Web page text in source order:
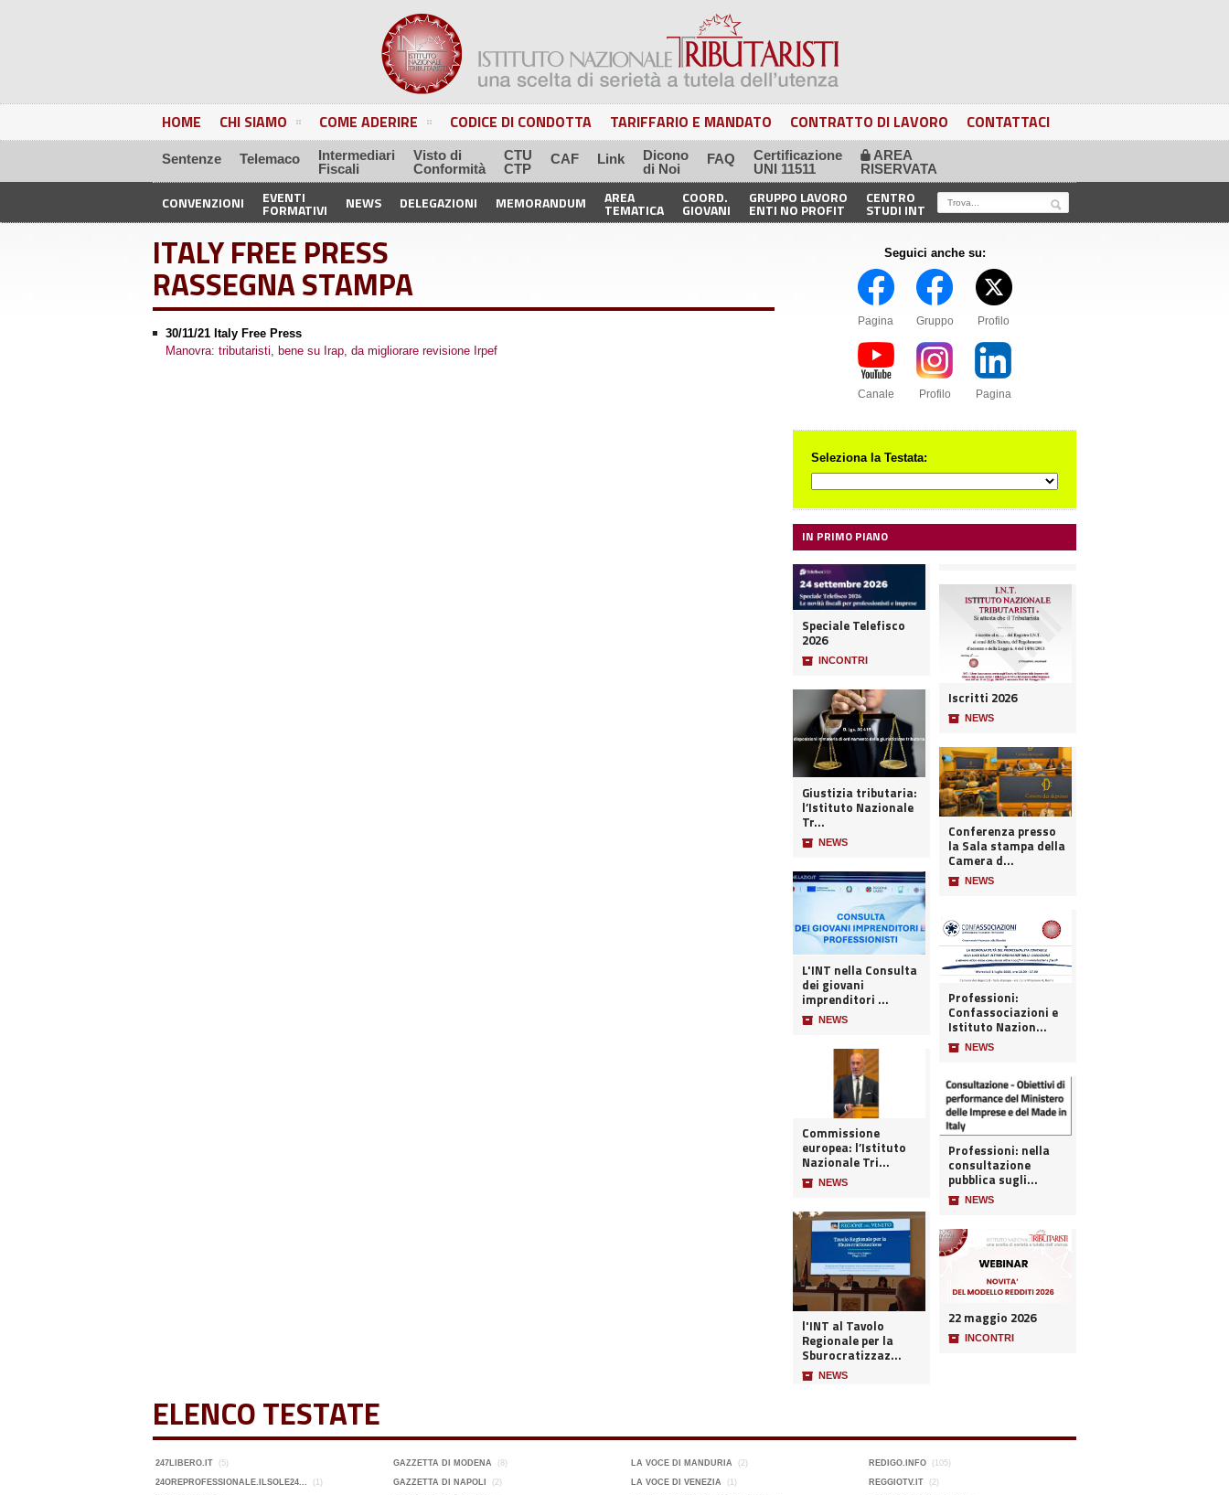
HOME CHI SIAMO COME ADERIRE CODICE DI CONDOTTA TARIFFARIO E MANDATO CONTRATTO DI LAVORO CONTATTACI
Sentenze Telemaco
Intermediari
Fiscali
Visto di
Conformità
CTU
CTP
CAF Link
Dicono
di Noi
FAQ
Certificazione
UNI 11511
🔒 AREA
RISERVATA
CONVENZIONI EVENTI
FORMATIVI NEWS DELEGAZIONI MEMORANDUM AREA
TEMATICA
COORD.
GIOVANI
GRUPPO LAVORO
ENTI NO PROFIT
CENTRO
STUDI INT
ITALY FREE PRESS
RASSEGNA STAMPA
30/11/21 Italy Free Press
Manovra: tributaristi, bene su Irap, da migliorare revisione Irpef
Seguici anche su:
Pagina Gruppo Profilo
Canale Profilo Pagina
Seleziona la Testata:
IN PRIMO PIANO
Speciale Telefisco
2026
📦 INCONTRI
Giustizia tributaria:
l’Istituto Nazionale
Tr...
📦 NEWS
L'INT nella Consulta
dei giovani
imprenditori ...
📦 NEWS
Commissione
europea: l’Istituto
Nazionale Tri...
📦 NEWS
l'INT al Tavolo
Regionale per la
Sburocratizzaz...
📦 NEWS
Iscritti 2026
📦 NEWS
Conferenza presso
la Sala stampa della
Camera d...
📦 NEWS
Professioni:
Confassociazioni e
Istituto Nazion...
📦 NEWS
Professioni: nella
consultazione
pubblica sugli...
📦 NEWS
22 maggio 2026
📦 INCONTRI
ELENCO TESTATE
247LIBERO.IT (5)
24OREPROFESSIONALE.ILSOLE24... (1)
GAZZETTA DI MODENA (8)
GAZZETTA DI NAPOLI (2)
LA VOCE DI MANDURIA (2)
LA VOCE DI VENEZIA (1)
REDIGO.INFO (105)
REGGIOTV.IT (2)